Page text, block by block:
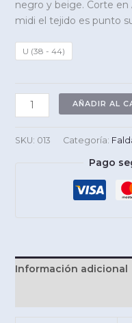
negro y beige. Corte
midi el tejido es punto
U (38 - 44)
Falda
Tartan
AÑADIR AL
SKU: 013 Categoría:
Pago
Información adicional